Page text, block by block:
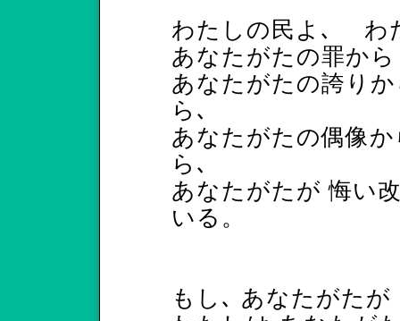
わたしの民よ､ わ
あなたがたの罪か
あなたがたの誇り
ら､
あなたがたの偶像
ら､
あなたがたが 悔い
いる。
もし､ あなたがた